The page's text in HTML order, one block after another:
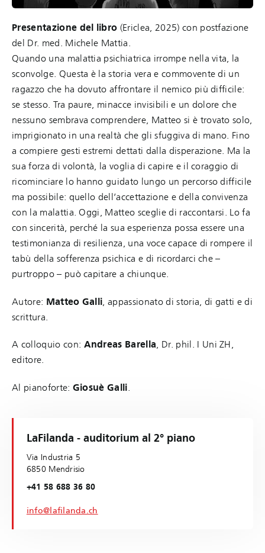
Presentazione del libro (Ericlea, 2025) con postfazione
del Dr. med. Michele Mattia.
Quando una malattia psichiatrica irrompe nella vita, la
sconvolge. Questa è la storia vera e commovente di un
ragazzo che ha dovuto affrontare il nemico più difficile:
se stesso. Tra paure, minacce invisibili e un dolore che
nessuno sembrava comprendere, Matteo si è trovato solo,
imprigionato in una realtà che gli sfuggiva di mano. Fino
a compiere gesti estremi dettati dalla disperazione. Ma la
sua forza di volontà, la voglia di capire e il coraggio di
ricominciare lo hanno guidato lungo un percorso difficile
ma possibile: quello dell’accettazione e della convivenza
con la malattia. Oggi, Matteo sceglie di raccontarsi. Lo fa
con sincerità, perché la sua esperienza possa essere una
testimonianza di resilienza, una voce capace di rompere il
tabù della sofferenza psichica e di ricordarci che –
purtroppo – può capitare a chiunque.
Autore: Matteo Galli , appassionato di storia, di gatti e di
scrittura.
A colloquio con: Andreas Barella, Dr. phil. I Uni ZH,
editore.
Al pianoforte: Giosuè Galli.
LaFilanda - auditorium al 2° piano
Via Industria 5
6850 Mendrisio
+41 58 688 36 80
info@lafilanda.ch